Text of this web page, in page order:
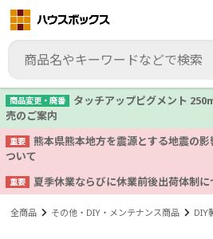
商品変更・廃番
タッチアップピグメント
売のご案内
重要
熊本県熊本地方を震源とする地震の
ついて
重要 夏季休業ならびに休業前後出荷体制に
全商品 その他・DIY・メンテナンス商品 DIY